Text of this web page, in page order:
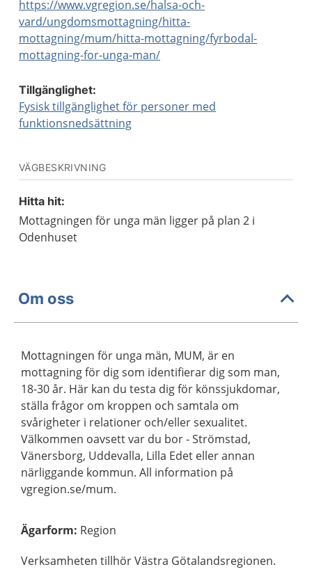
https://www.vgregion.se/halsa-och-
vard/ungdomsmottagning/hitta-
mottagning/mum/hitta-mottagning/fyrbodal-
mottagning-for-unga-man/
Tillgänglighet:
Fysisk tillgänglighet för personer med
funktionsnedsättning
VÄGBESKRIVNING
Hitta hit:
Mottagningen för unga män ligger på plan 2 i
Odenhuset
Om oss
Mottagningen för unga män, MUM, är en
mottagning för dig som identifierar dig som man,
18-30 år. Här kan du testa dig för könssjukdomar,
ställa frågor om kroppen och samtala om
svårigheter i relationer och/eller sexualitet.
Välkommen oavsett var du bor - Strömstad,
Vänersborg, Uddevalla, Lilla Edet eller annan
närliggande kommun. All information på
vgregion.se/mum.
Ägarform: Region
Verksamheten tillhör Västra Götalandsregionen.